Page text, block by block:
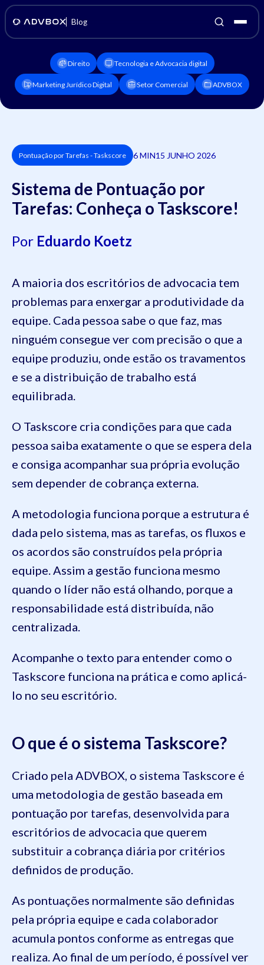
Blog
Direito Tecnologia e Advocacia digital
Marketing Jurídico Digital Setor Comercial ADVBOX
Pontuação por Tarefas - Taskscore 6 MIN15 JUNHO 2026
Sistema de Pontuação por
Tarefas: Conheça o Taskscore!
Por Eduardo Koetz
A maioria dos escritórios de advocacia tem
problemas para enxergar a produtividade da
equipe. Cada pessoa sabe o que faz, mas
ninguém consegue ver com precisão o que a
equipe produziu, onde estão os travamentos
e se a distribuição de trabalho está
equilibrada.
O Taskscore cria condições para que cada
pessoa saiba exatamente o que se espera dela
e consiga acompanhar sua própria evolução
sem depender de cobrança externa.
A metodologia funciona porque a estrutura é
dada pelo sistema, mas as tarefas, os fluxos e
os acordos são construídos pela própria
equipe. Assim a gestão funciona mesmo
quando o líder não está olhando, porque a
responsabilidade está distribuída, não
centralizada.
Acompanhe o texto para entender como o
Taskscore funciona na prática e como aplicá-
lo no seu escritório.
O que é o sistema Taskscore?
Criado pela ADVBOX, o sistema Taskscore é
uma metodologia de gestão baseada em
pontuação por tarefas, desenvolvida para
escritórios de advocacia que querem
substituir a cobrança diária por critérios
definidos de produção.
As pontuações normalmente são definidas
pela própria equipe e cada colaborador
acumula pontos conforme as entregas que
realiza. Ao final de um período, é possível ver